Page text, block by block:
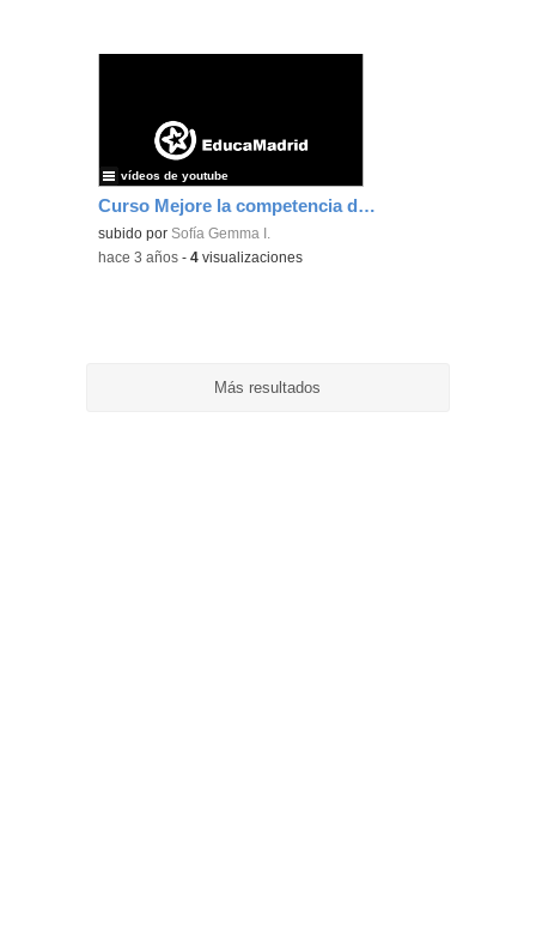
Curso Mejore la competencia digital docente B1-B2
subido por Sofía Gemma I.
vídeos de youtube
-hace 3 años -4 visualizaciones
Más resultados